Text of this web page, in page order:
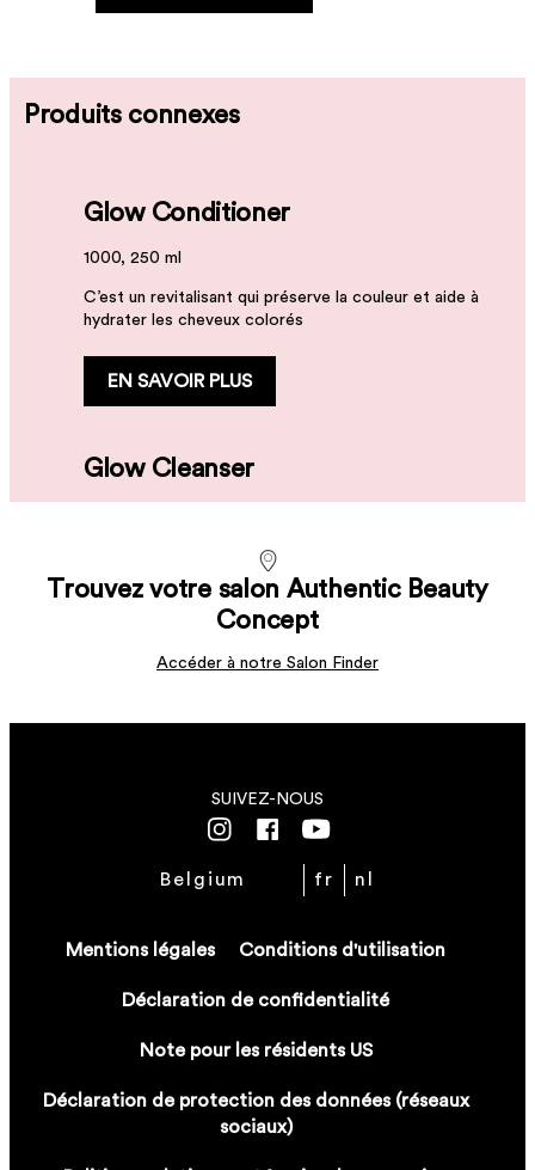
Produits connexes
Glow Conditioner
1000, 250 ml
C’est un revitalisant qui préserve la couleur et aide à
hydrater les cheveux colorés
EN SAVOIR PLUS
Glow Cleanser
C’est un nettoyant qui préserve la couleur
EN SAVOIR PLUS
C’est un nettoyant nourrissant aux extraits de patates
douces violettes qui neutralisent les indésirables tons
Il s'agit d'un sérum vaporisable aux multiples bienfaits.
EN SAVOIR PLUS
Trouvez votre salon Authentic Beauty
Concept
Accéder à notre Salon Finder
Mentions légales Conditions d'utilisation
Déclaration de confidentialité
Note pour les résidents US
Déclaration de protection des données (réseaux
sociaux)
SUIVEZ-NOUS
Belgium fr nl